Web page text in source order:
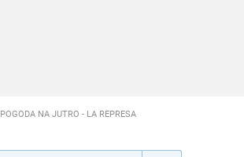
POGODA NA JUTRO - LA REPRESA